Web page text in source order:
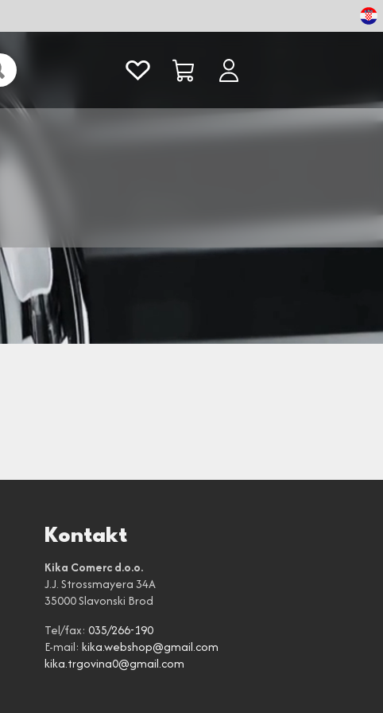
Kontakt
Kika Comerc d.o.o.
J.J. Strossmayera 34A
35000 Slavonski Brod
Tel/fax: 035/266-190
E-mail: kika.webshop@gmail.com
kika.trgovina0@gmail.com